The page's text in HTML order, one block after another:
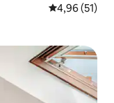
prosječna
4,96 (51)